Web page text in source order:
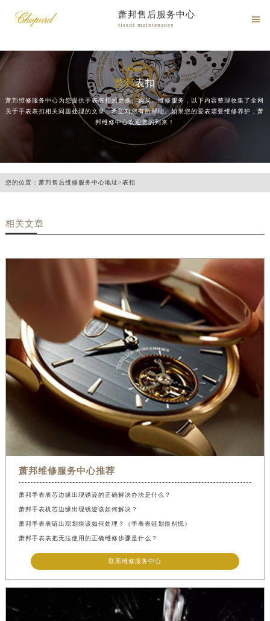
萧邦售后服务中心
tissot maintenance

Chopard
萧邦表扣
萧邦维修服务中心为您提供手表表扣的更换、购买、维修服务，以下内容整理收集了全网
关于手表表扣相关问题处理的文章，希望对您有所帮助。如果您的爱表需要维修养护，萧
邦维修中心欢迎您的到来！
您的位置： 萧邦售后维修服务中心地址>表扣
相关文章
萧邦维修服务中心推荐
萧邦手表表芯边缘出现锈迹的正确解决办法是什么？
萧邦手表机芯边缘出现锈迹该如何解决？
萧邦手表表链出现划痕该如何处理？（手表表链划痕别慌）
萧邦手表表把无法使用的正确维修步骤是什么？
联系维修服务中心